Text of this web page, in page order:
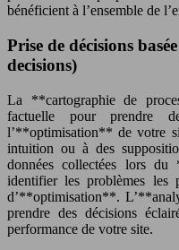
bénéficient à l’ensemble de
Prise de décisions
decisions)
La **cartographie de
factuelle pour prendre
l’**optimisation** de votre
intuition ou à des
données collectées lors du
identifier les problèmes les
d’**optimisation**.
prendre des décisions
performance de votre site.